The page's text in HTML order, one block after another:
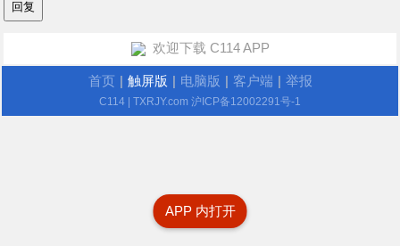
APP 内打开
欢迎下载 C114 APP
首页 触屏版 电脑版 客户端 举报
C114 | TXRJY.com 沪ICP备12002291号-1